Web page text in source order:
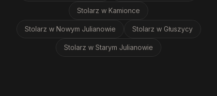
Stolarz w Kamionce
Stolarz w Nowym Julianowie Stolarz w Głuszycy
Stolarz w Starym Julianowie